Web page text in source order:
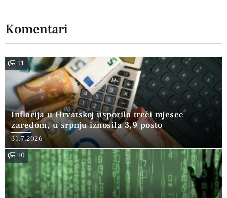
Komentari
11
Inflacija u Hrvatskoj usporila treći mjesec
zaredom, u srpnju iznosila 3,9 posto
31.7.2026
10